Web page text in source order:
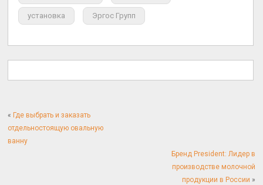
установка Эргос Групп
« Где выбрать и заказать
отдельностоящую овальную
ванну
Бренд President: Лидер в
производстве молочной
продукции в России »